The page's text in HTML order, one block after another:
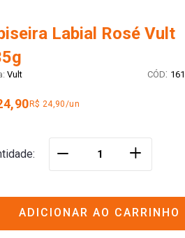
Labial Rosé Vult
Vult :
R$ 24,90/un
＋
ADICIONAR AO CARRINHO